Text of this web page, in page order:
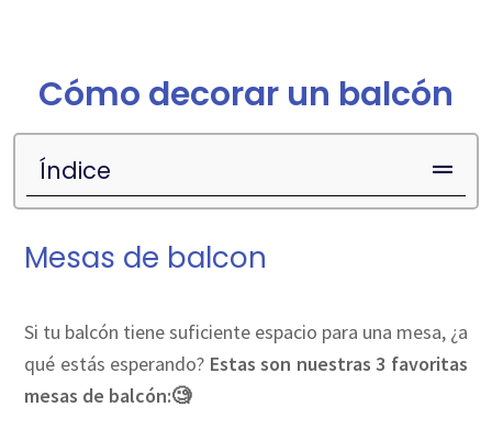
Cómo decorar un balcón
Índice
Mesas de balcon
Si tu balcón tiene suficiente espacio para una mesa, ¿a
qué estás esperando? Estas son nuestras 3 favoritas
mesas de balcón:🧐